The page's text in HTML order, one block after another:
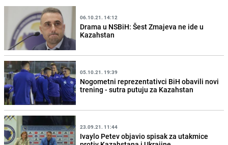
06.10.21. 14:12
Drama u NSBiH: Šest Zmajeva ne ide u
Kazahstan
05.10.21. 19:39
Nogometni reprezentativci BiH obavili novi
trening - sutra putuju za Kazahstan
23.09.21. 11:44
Ivaylo Petev objavio spisak za utakmice